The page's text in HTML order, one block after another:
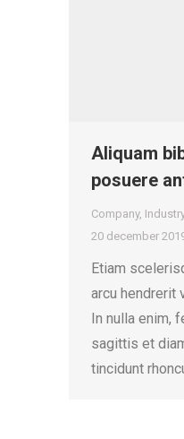
Aliquam
posuere
Company, Industry
20 december
Etiam
arcu hendrerit
In nulla enim,
sagittis et
tincidunt